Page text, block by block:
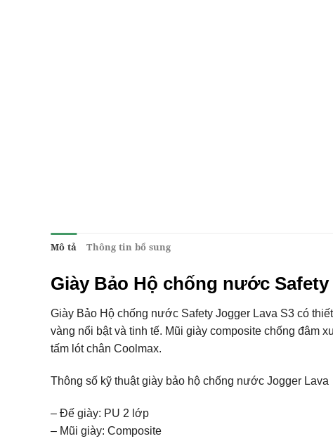
Mô tả Thông tin bổ sung
Giày Bảo Hộ chống nước Safety
Giày Bảo Hộ chống nước Safety Jogger Lava S3 có
vàng nổi bật và tinh tế. Mũi giày composite chống đâm
tấm lót chân Coolmax.
Thông số kỹ thuật giày bảo hộ chống nước Jogger Lava
– Đế giày: PU 2 lớp
– Mũi giày: Composite